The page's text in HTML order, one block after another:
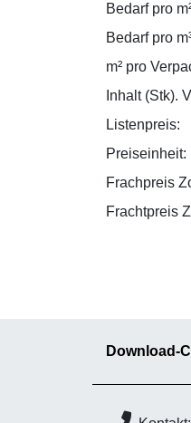
Bedarf pro
Bedarf pro
m² pro
Inhalt (Stk).
Listenpreis:
Preiseinheit:
Frachpreis
Frachtpreis
Download-